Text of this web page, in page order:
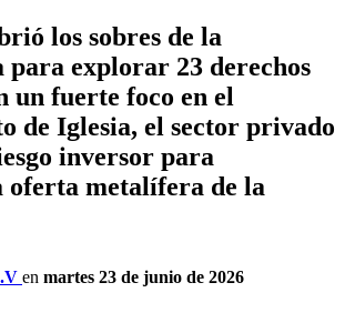
los sobres de la
para explorar 23 derechos
un fuerte foco en el
de Iglesia, el sector privado
inversor para
oferta metalífera de la
en martes 23 de junio de 2026